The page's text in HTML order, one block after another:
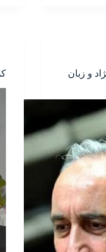
و زبان